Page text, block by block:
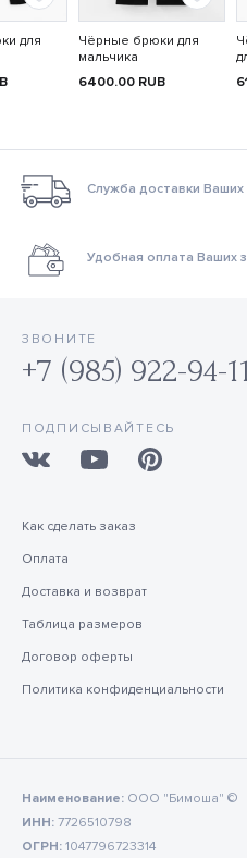
для
Чёрные брюки для
мальчика
6400.00 RUB
Служба доставки Ваших
Удобная оплата Ваших
ЗВОНИТЕ
+7 (985) 922-94-
ПОДПИСЫВАЙТЕСЬ
Как сделать заказ
Оплата
Доставка и возврат
Таблица размеров
Договор оферты
Политика конфиденциальности
Наименование: ООО "Бимоша" ©
ИНН: 7726510798
ОГРН: 1047796723314